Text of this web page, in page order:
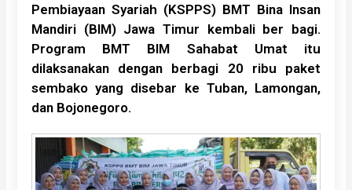
Pembiayaan Syariah (KSPPS) BMT Bina Insan
Mandiri (BIM) Jawa Timur kembali ber bagi.
Program BMT BIM Sahabat Umat itu
dilaksanakan dengan berbagi 20 ribu paket
sembako yang disebar ke Tuban, Lamongan,
dan Bojonegoro.